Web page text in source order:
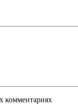
комментариях